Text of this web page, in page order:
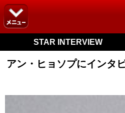
STAR INTERVIEW
アン・ヒョソプにインタ